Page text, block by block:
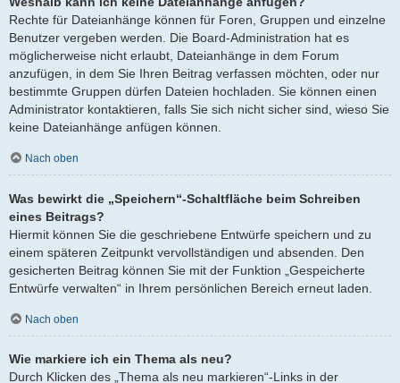
Rechte für Dateianhänge können für Foren, Gruppen und einzelne
Benutzer vergeben werden. Die Board-Administration hat es
möglicherweise nicht erlaubt, Dateianhänge in dem Forum
anzufügen, in dem Sie Ihren Beitrag verfassen möchten, oder nur
bestimmte Gruppen dürfen Dateien hochladen. Sie können einen
Administrator kontaktieren, falls Sie sich nicht sicher sind, wieso Sie
keine Dateianhänge anfügen können.
Nach oben
Was bewirkt die „Speichern“-Schaltfläche beim Schreiben
eines Beitrags?
Hiermit können Sie die geschriebene Entwürfe speichern und zu
einem späteren Zeitpunkt vervollständigen und absenden. Den
gesicherten Beitrag können Sie mit der Funktion „Gespeicherte
Entwürfe verwalten“ in Ihrem persönlichen Bereich erneut laden.
Nach oben
Wie markiere ich ein Thema als neu?
Durch Klicken des „Thema als neu markieren“-Links in der